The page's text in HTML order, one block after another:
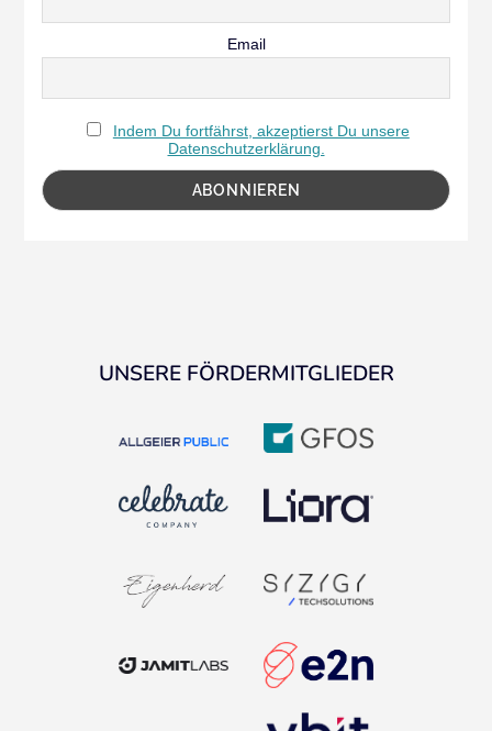
Email
Indem Du fortfährst, akzeptierst Du unsere
Datenschutzerklärung.
UNSERE FÖRDERMITGLIEDER